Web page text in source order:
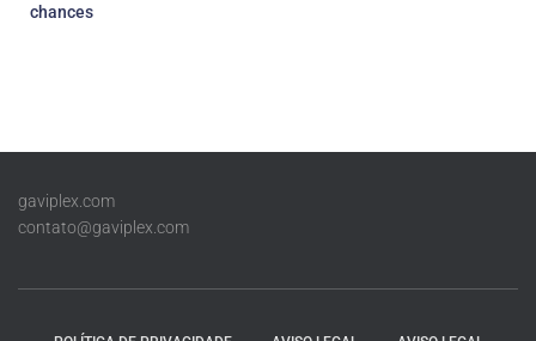
chances
gaviplex.com
contato@gaviplex.com